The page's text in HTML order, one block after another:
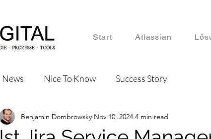
Start Atlassian
News Nice To Know Success Story
Benjamin Dombrowsky Nov 10, 2024 4 min read